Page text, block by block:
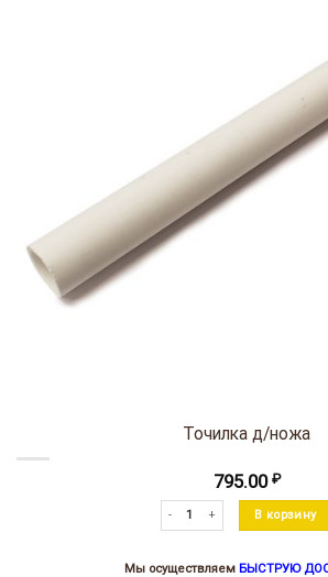
Точилка д/ножа
795.00 ₽
Количество товара Точилка д/
В корзину
Мы осуществляем БЫСТРУЮ